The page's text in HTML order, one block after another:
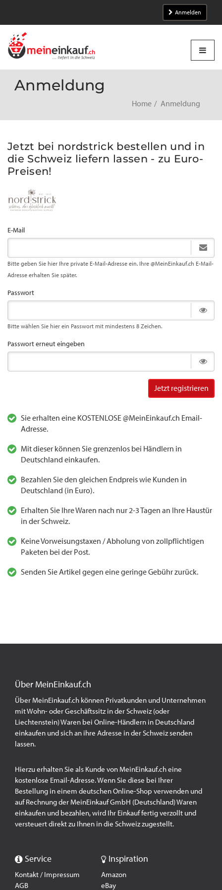
Anmelden
Anmeldung
Home Anmeldung
Jetzt bei nordstrick bestellen und in
die Schweiz liefern lassen - zu Euro-
Preisen!
E-Mail
Bitte geben Sie hier Ihre private E-Mail-Adresse ein. Ihre @MeinEinkauf.ch E-Mail-
Adresse erhalten Sie später.
Passwort
Bitte wählen Sie hier ein Passwort mit mindestens 8 Zeichen.
Passwort erneut eingeben
Jetzt registrieren
Sie erhalten eine KOSTENLOSE @MeinEinkauf.ch Email-
Adresse.
Mit dieser können Sie grenzenlos bei Händlern in
Deutschland einkaufen.
Bezahlen Sie den gleichen Endpreis wie Kunden in
Deutschland (in Euro).
Erhalten Sie Ihre Waren nach nur 2-3 Tagen an Ihre Haustür
in der Schweiz.
Keine Vorweisungstaxen / Abholung von zollpflichtigen
Paketen bei der Post.
Senden Sie Artikel gegen eine geringe Gebühr zurück.
Über MeinEinkauf.ch
Über MeinEinkauf.ch können Privatkunden und Unternehmen
mit Wohn- oder Geschäftssitz in der Schweiz (oder
Liechtenstein) Waren bei Online-Händlern in Deutschland
einkaufen und sich an ihre Adresse in der Schweiz senden
lassen.
Hierzu erhalten Sie als Kunde von MeinEinkauf.ch eine
kostenlose Email-Adresse. Wenn Sie diese bei Ihrer
Bestellung in einem deutschen Online-Shop verwenden und
auf Rechnung der MeinEinkauf GmbH (Deutschland) Waren
einkaufen und bezahlen, wird Ihr Einkauf fertig verzollt und
versteuert direkt zu Ihnen in die Schweiz zugestellt.
Service
Kontakt / Impressum
AGB
Inspiration
Amazon
eBay